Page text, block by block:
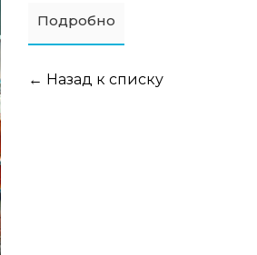
Подробно
← Назад к списку